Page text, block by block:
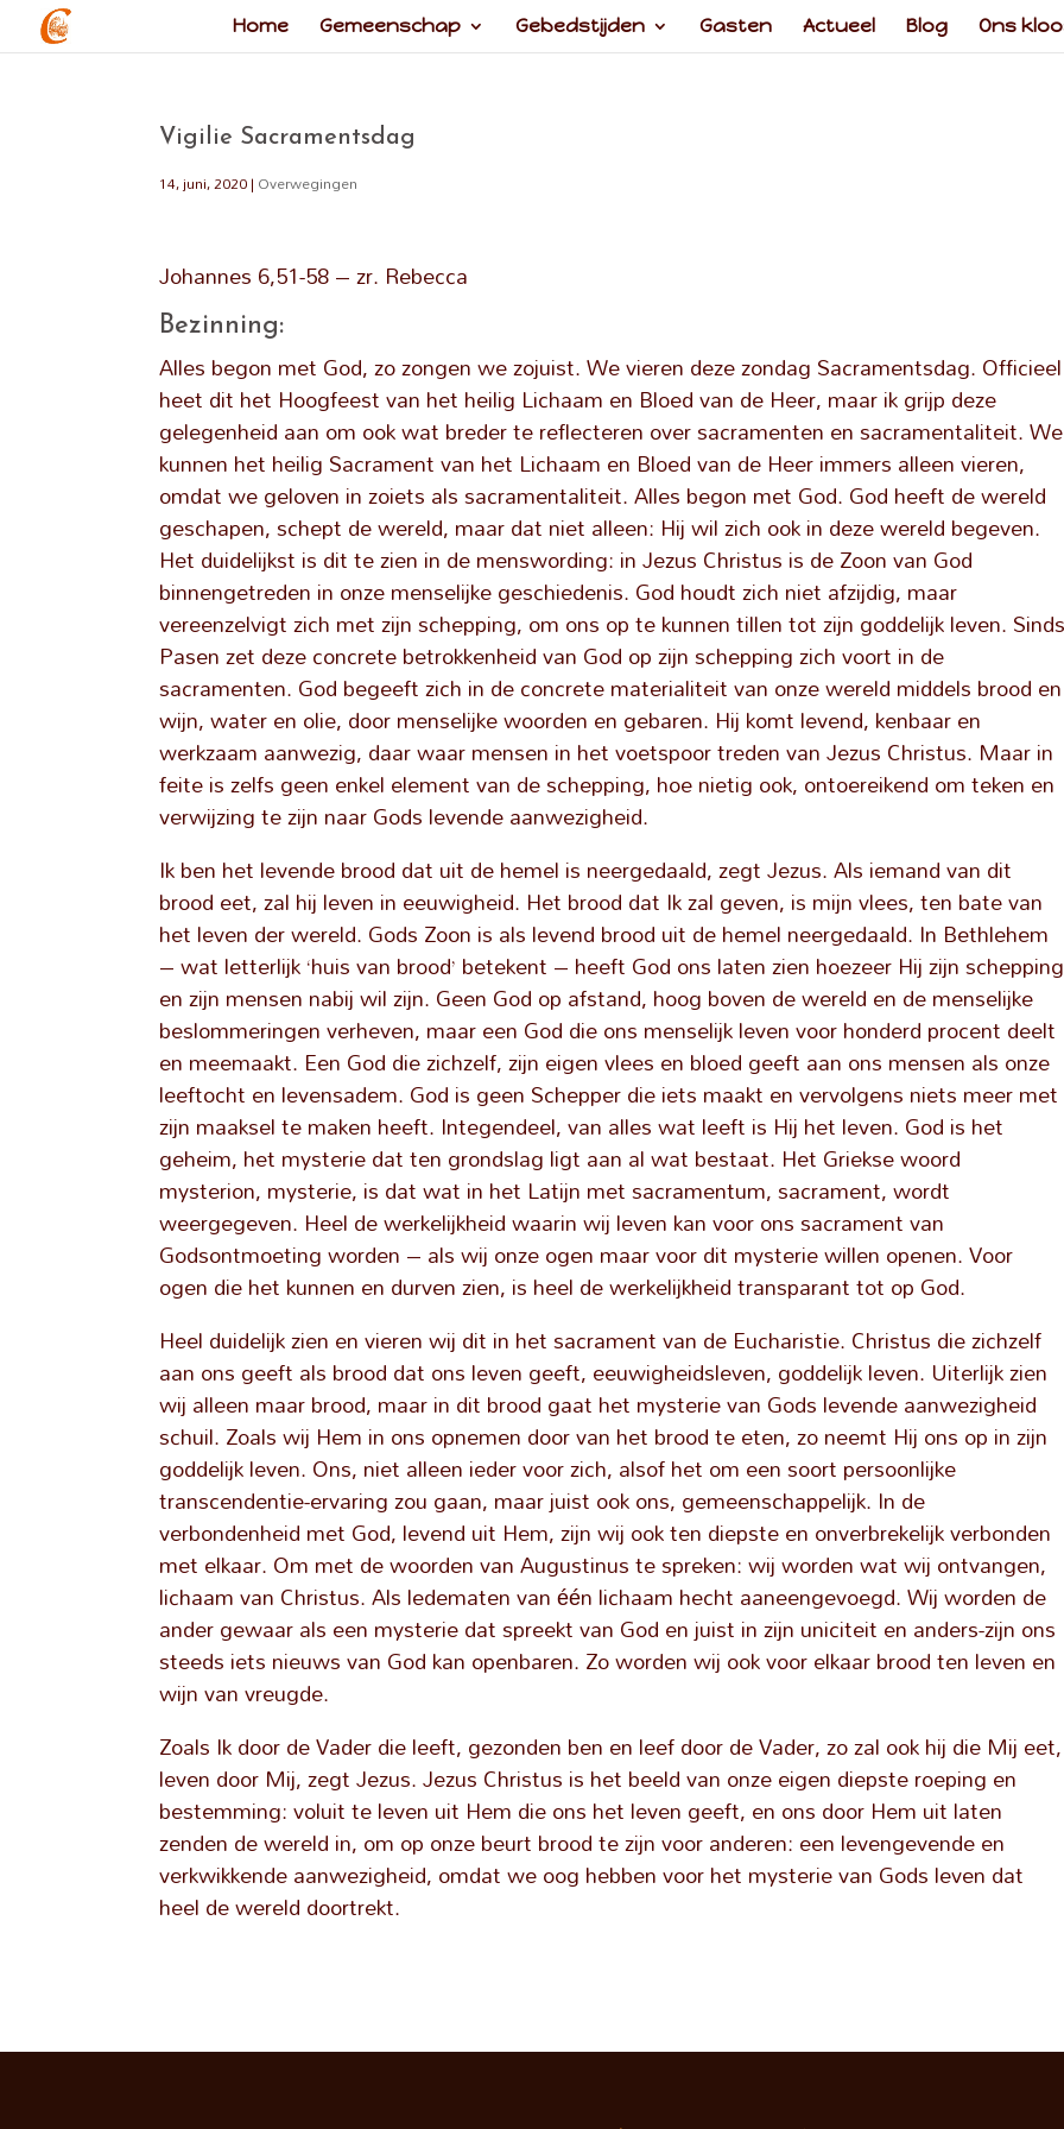
Home Gemeenschap Gebedstijden Gasten Actueel Blog Ons
Vigilie Sacramentsdag
14, juni, 2020| Overwegingen
Johannes 6,51-58 – zr. Rebecca
Bezinning:
Alles begon met God, zo zongen we zojuist. We vieren deze zondag Sacramentsdag. Officieel
heet dit het Hoogfeest van het heilig Lichaam en Bloed van de Heer, maar ik grijp deze
gelegenheid aan om ook wat breder te reflecteren over sacramenten en sacramentaliteit. We
kunnen het heilig Sacrament van het Lichaam en Bloed van de Heer immers alleen vieren,
omdat we geloven in zoiets als sacramentaliteit. Alles begon met God. God heeft de wereld
geschapen, schept de wereld, maar dat niet alleen: Hij wil zich ook in deze wereld begeven.
Het duidelijkst is dit te zien in de menswording: in Jezus Christus is de Zoon van God
binnengetreden in onze menselijke geschiedenis. God houdt zich niet afzijdig, maar
vereenzelvigt zich met zijn schepping, om ons op te kunnen tillen tot zijn goddelijk leven.
Pasen zet deze concrete betrokkenheid van God op zijn schepping zich voort in de
sacramenten. God begeeft zich in de concrete materialiteit van onze wereld middels brood en
wijn, water en olie, door menselijke woorden en gebaren. Hij komt levend, kenbaar en
werkzaam aanwezig, daar waar mensen in het voetspoor treden van Jezus Christus. Maar in
feite is zelfs geen enkel element van de schepping, hoe nietig ook, ontoereikend om teken en
verwijzing te zijn naar Gods levende aanwezigheid.
Ik ben het levende brood dat uit de hemel is neergedaald, zegt Jezus. Als iemand van dit
brood eet, zal hij leven in eeuwigheid. Het brood dat Ik zal geven, is mijn vlees, ten bate van
het leven der wereld. Gods Zoon is als levend brood uit de hemel neergedaald. In Bethlehem
– wat letterlijk ‘huis van brood’ betekent – heeft God ons laten zien hoezeer Hij zijn schepping
en zijn mensen nabij wil zijn. Geen God op afstand, hoog boven de wereld en de menselijke
beslommeringen verheven, maar een God die ons menselijk leven voor honderd procent deelt
en meemaakt. Een God die zichzelf, zijn eigen vlees en bloed geeft aan ons mensen als onze
leeftocht en levensadem. God is geen Schepper die iets maakt en vervolgens niets meer met
zijn maaksel te maken heeft. Integendeel, van alles wat leeft is Hij het leven. God is het
geheim, het mysterie dat ten grondslag ligt aan al wat bestaat. Het Griekse woord
mysterion, mysterie, is dat wat in het Latijn met sacramentum, sacrament, wordt
weergegeven. Heel de werkelijkheid waarin wij leven kan voor ons sacrament van
Godsontmoeting worden – als wij onze ogen maar voor dit mysterie willen openen. Voor
ogen die het kunnen en durven zien, is heel de werkelijkheid transparant tot op God.
Heel duidelijk zien en vieren wij dit in het sacrament van de Eucharistie. Christus die zichzelf
aan ons geeft als brood dat ons leven geeft, eeuwigheidsleven, goddelijk leven. Uiterlijk zien
wij alleen maar brood, maar in dit brood gaat het mysterie van Gods levende aanwezigheid
schuil. Zoals wij Hem in ons opnemen door van het brood te eten, zo neemt Hij ons op in zijn
goddelijk leven. Ons, niet alleen ieder voor zich, alsof het om een soort persoonlijke
transcendentie-ervaring zou gaan, maar juist ook ons, gemeenschappelijk. In de
verbondenheid met God, levend uit Hem, zijn wij ook ten diepste en onverbrekelijk verbonden
met elkaar. Om met de woorden van Augustinus te spreken: wij worden wat wij ontvangen,
lichaam van Christus. Als ledematen van één lichaam hecht aaneengevoegd. Wij worden de
ander gewaar als een mysterie dat spreekt van God en juist in zijn uniciteit en anders-zijn ons
steeds iets nieuws van God kan openbaren. Zo worden wij ook voor elkaar brood ten leven en
wijn van vreugde.
Zoals Ik door de Vader die leeft, gezonden ben en leef door de Vader, zo zal ook hij die Mij eet,
leven door Mij, zegt Jezus. Jezus Christus is het beeld van onze eigen diepste roeping en
bestemming: voluit te leven uit Hem die ons het leven geeft, en ons door Hem uit laten
zenden de wereld in, om op onze beurt brood te zijn voor anderen: een levengevende en
verkwikkende aanwezigheid, omdat we oog hebben voor het mysterie van Gods leven dat
heel de wereld doortrekt.